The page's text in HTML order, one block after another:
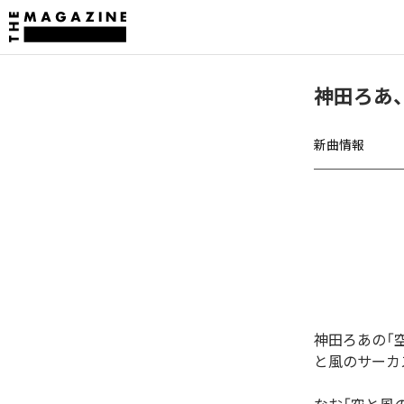
神田ろあ
新曲情報
神田ろあの「
と風のサーカ